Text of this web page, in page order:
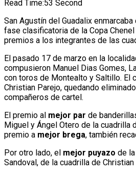
Read Time:53 Second
San Agustín del Guadalix
fase clasificatoria de la Copa
premios a los integrantes de las
El pasado 17 de marzo en la
compusieron Manuel Dias Gomes,
con toros de Montealto y Saltillo. El
Christian Parejo, quedando
compañeros de cartel.
El premio al mejor par de
Miguel y Ángel Otero de la cuadrilla
premio a mejor brega, también
Por otro lado, el mejor puyazo de
Sandoval, de la cuadrilla de Christian